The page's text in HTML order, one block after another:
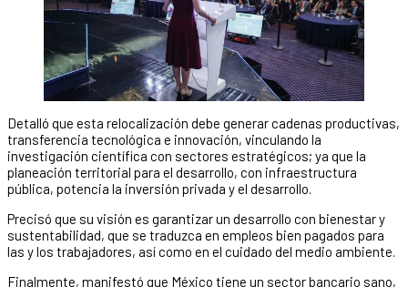
Detalló que esta relocalización debe generar cadenas productivas,
transferencia tecnológica e innovación, vinculando la
investigación científica con sectores estratégicos; ya que la
planeación territorial para el desarrollo, con infraestructura
pública, potencia la inversión privada y el desarrollo.
Precisó que su visión es garantizar un desarrollo con bienestar y
sustentabilidad, que se traduzca en empleos bien pagados para
las y los trabajadores, así como en el cuidado del medio ambiente.
Finalmente, manifestó que México tiene un sector bancario sano,